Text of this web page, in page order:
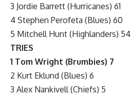
3 Jordie Barrett (Hurricanes) 61
4 Stephen Perofeta (Blues) 60
5 Mitchell Hunt (Highlanders) 54
TRIES
1 Tom Wright (Brumbies) 7
2 Kurt Eklund (Blues) 6
3 Alex Nankivell (Chiefs) 5